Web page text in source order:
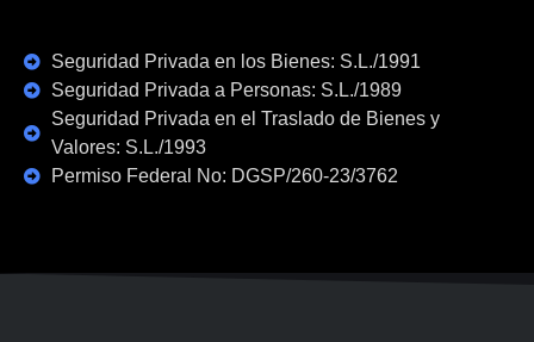
Seguridad Privada en los Bienes: S.L./1991
Seguridad Privada a Personas: S.L./1989
Seguridad Privada en el Traslado de Bienes y
Valores: S.L./1993
Permiso Federal No: DGSP/260-23/3762